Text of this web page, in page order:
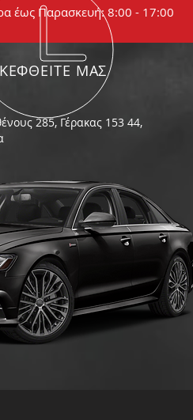
έως Παρασκευή: 8:00 - 17:00
ΜΑΣ
285, Γέρακας 153 44,